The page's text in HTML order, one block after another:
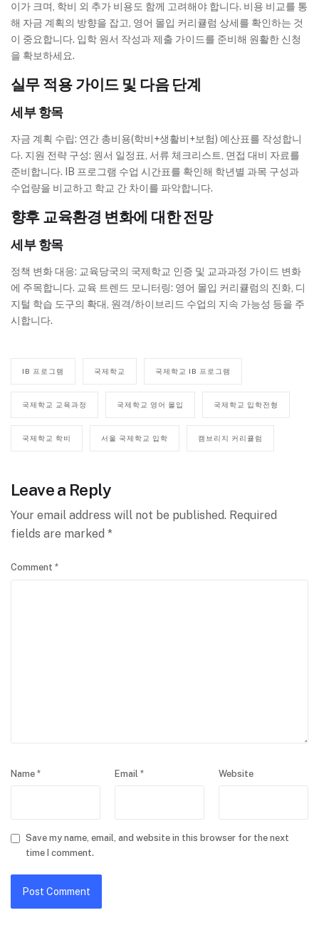
이가 크며, 학비 외 추가 비용도 함께 고려해야 합니다. 비용 비교를 통
해 자금 계획의 방향을 잡고, 영어 몰입 커리큘럼 상세를 확인하는 것
이 중요합니다. 입학 원서 작성과 제출 가이드를 준비해 원활한 신청
을 확보하세요.
실무 적용 가이드 및 다음 단계
세부 항목
자금 계획 수립: 연간 총비용(학비+생활비+보험) 예산표를 작성합니
다. 지원 전략 구성: 원서 일정표, 서류 체크리스트, 면접 대비 자료를
준비합니다. IB 프로그램 수업 시간표를 확인해 학년별 과목 구성과
수업량을 비교하고 학교 간 차이를 파악합니다.
향후 교육환경 변화에 대한 전망
세부 항목
정책 변화 대응: 교육당국의 국제학교 인증 및 교과과정 가이드 변화
에 주목합니다. 교육 트렌드 모니터링: 영어 몰입 커리큘럼의 진화, 디
지털 학습 도구의 확대, 원격/하이브리드 수업의 지속 가능성 등을 주
시합니다.
IB 프로그램 국제학교 국제학교 IB 프로그램
국제학교 교육과정 국제학교 영어 몰입 국제학교 입학전형
국제학교 학비 서울 국제학교 입학 캠브리지 커리큘럼
Leave a Reply
Your email address will not be published. Required
fields are marked *
Comment *
Name * Email * Website
Save my name, email, and website in this browser for the next
time I comment.